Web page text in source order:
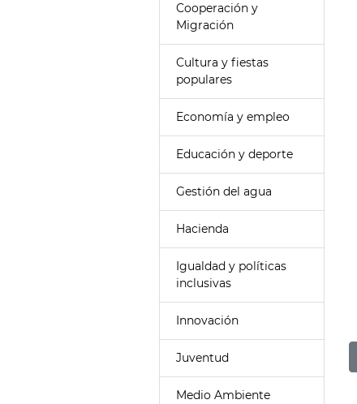
Cooperación y
Migración
Cultura y fiestas
populares
Economía y empleo
Educación y deporte
Gestión del agua
Hacienda
Igualdad y políticas
inclusivas
Innovación
Juventud
Medio Ambiente